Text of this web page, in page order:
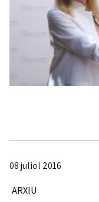
08 juliol 2016
ARXIU